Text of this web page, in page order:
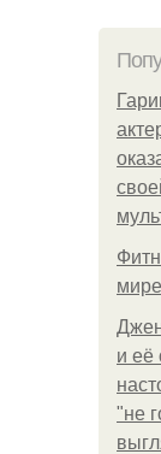
и её
"не